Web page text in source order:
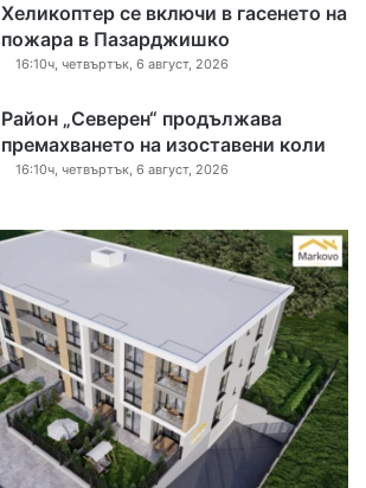
Хеликоптер се включи в гасенето на
пожара в Пазарджишко
16:10ч, четвъртък, 6 август, 2026
Район „Северен“ продължава
премахването на изоставени коли
16:10ч, четвъртък, 6 август, 2026